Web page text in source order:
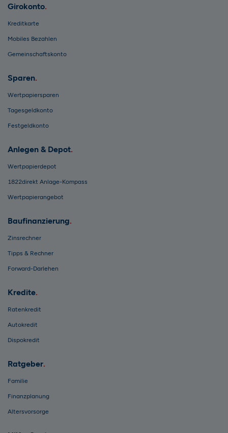
Girokonto
Kreditkarte
Mobiles Bezahlen
Gemeinschaftskonto
Sparen
Wertpapiersparen
Tagesgeldkonto
Festgeldkonto
Anlegen & Depot
Wertpapierdepot
1822direkt Anlage-Kompass
Wertpapierangebot
Baufinanzierung
Zinsrechner
Tipps & Rechner
Forward-Darlehen
Kredite
Ratenkredit
Autokredit
Dispokredit
Ratgeber
Familie
Finanzplanung
Altersvorsorge